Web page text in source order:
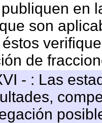
en
son
de
- : Las